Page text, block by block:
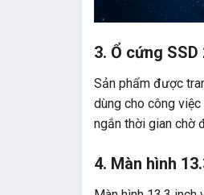
3. Ổ cứng
Sản phẩm được
dùng cho công
ngắn thời gian chờ
4. Màn hình